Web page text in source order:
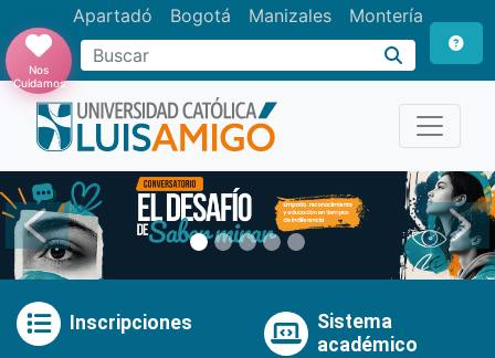
Apartadó Bogotá Manizales Montería
Buscar
Nos
Cuidamos
Anterior
Inscripciones
Sistema
académico